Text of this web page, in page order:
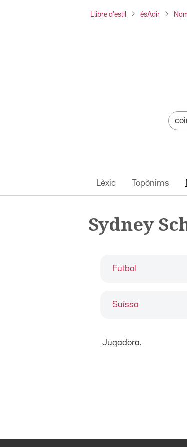
Llibre d'estil ésAdir
Lèxic Topònims
Sydney
Futbol
Suïssa
Jugadora.